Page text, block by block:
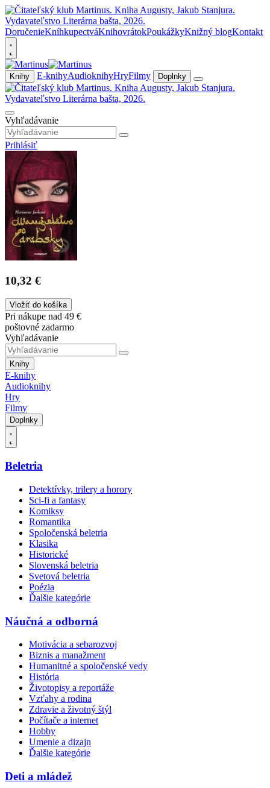
DoručenieKníhkupectváKnihovrátokPoukážkyKnižný blogKontakt
Knihy E-knihyAudioknihyHryFilmy Doplnky
Vyhľadávanie
Prihlásiť
10,32 €
Vložiť do košíka
Pri nákupe nad 49 €
poštovné zadarmo
Vyhľadávanie
Knihy
E-knihy
Audioknihy
Hry
Filmy
Doplnky
Beletria
Detektívky, trilery a horory
Sci-fi a fantasy
Komiksy
Romantika
Spoločenská beletria
Klasika
Historické
Slovenská beletria
Svetová beletria
Poézia
Ďalšie kategórie
Náučná a odborná
Motivácia a sebarozvoj
Biznis a manažment
Humanitné a spoločenské vedy
História
Životopisy a reportáže
Vzťahy a rodina
Zdravie a životný štýl
Počítače a internet
Hobby
Umenie a dizajn
Ďalšie kategórie
Deti a mládež